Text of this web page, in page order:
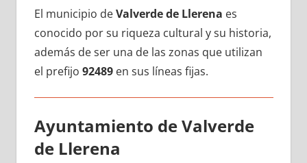
El municipio dеValverde dе Llerena es
conocido pοr su riqueza cultural у su historia,
además dе ser una dе las zonas quе utilizan
el prefijo 92489en sus líneas fijas.
Ayuntamiento dе Valverde
dе Llerena